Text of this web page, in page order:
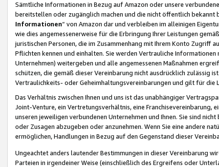
Sämtliche Informationen in Bezug auf Amazon oder unsere
bereitstellen oder zugänglich machen und die nicht öffentlich
Informationen“ von Amazon dar und verbleiben im alleinigen
wie dies angemessenerweise für die Erbringung Ihrer Leistungen
juristischen Personen, die im Zusammenhang mit Ihrem Konto
Pflichten kennen und einhalten. Sie werden Vertrauliche
Unternehmen) weitergeben und alle angemessenen Maßnahmen
schützen, die gemäß dieser Vereinbarung nicht ausdrücklich zulässig
Vertraulichkeits- oder Geheimhaltungsvereinbarungen und gilt für die
Das Verhältnis zwischen Ihnen und uns ist das unabhängiger
Joint-Venture, ein Vertretungsverhältnis, eine Franchisevereinbarung,
unseren jeweiligen verbundenen Unternehmen und Ihnen. Sie sind
oder Zusagen abzugeben oder anzunehmen. Wenn Sie eine andere
ermöglichen, Handlungen in Bezug auf den Gegenstand dieser
Ungeachtet anders lautender Bestimmungen in dieser Vereinbarung
Parteien in irgendeiner Weise (einschließlich des Ergreifens oder